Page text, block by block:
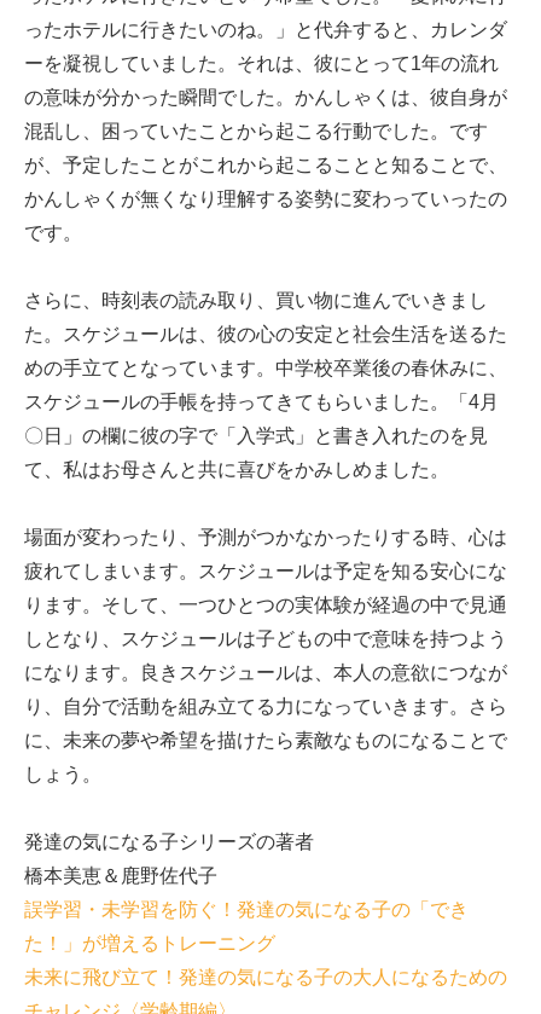
ったホテルに行きたいのね。」と代弁すると、カレンダ
ーを凝視していました。それは、彼にとって1年の流れ
の意味が分かった瞬間でした。かんしゃくは、彼自身が
混乱し、困っていたことから起こる行動でした。です
が、予定したことがこれから起こることと知ることで、
かんしゃくが無くなり理解する姿勢に変わっていったの
です。
さらに、時刻表の読み取り、買い物に進んでいきまし
た。スケジュールは、彼の心の安定と社会生活を送るた
めの手立てとなっています。中学校卒業後の春休みに、
スケジュールの手帳を持ってきてもらいました。「4月
〇日」の欄に彼の字で「入学式」と書き入れたのを見
て、私はお母さんと共に喜びをかみしめました。
場面が変わったり、予測がつかなかったりする時、心は
疲れてしまいます。スケジュールは予定を知る安心にな
ります。そして、一つひとつの実体験が経過の中で見通
しとなり、スケジュールは子どもの中で意味を持つよう
になります。良きスケジュールは、本人の意欲につなが
り、自分で活動を組み立てる力になっていきます。さら
に、未来の夢や希望を描けたら素敵なものになることで
しょう。
発達の気になる子シリーズの著者
橋本美恵＆鹿野佐代子
誤学習・未学習を防ぐ！発達の気になる子の「でき
た！」が増えるトレーニング
未来に飛び立て！発達の気になる子の大人になるための